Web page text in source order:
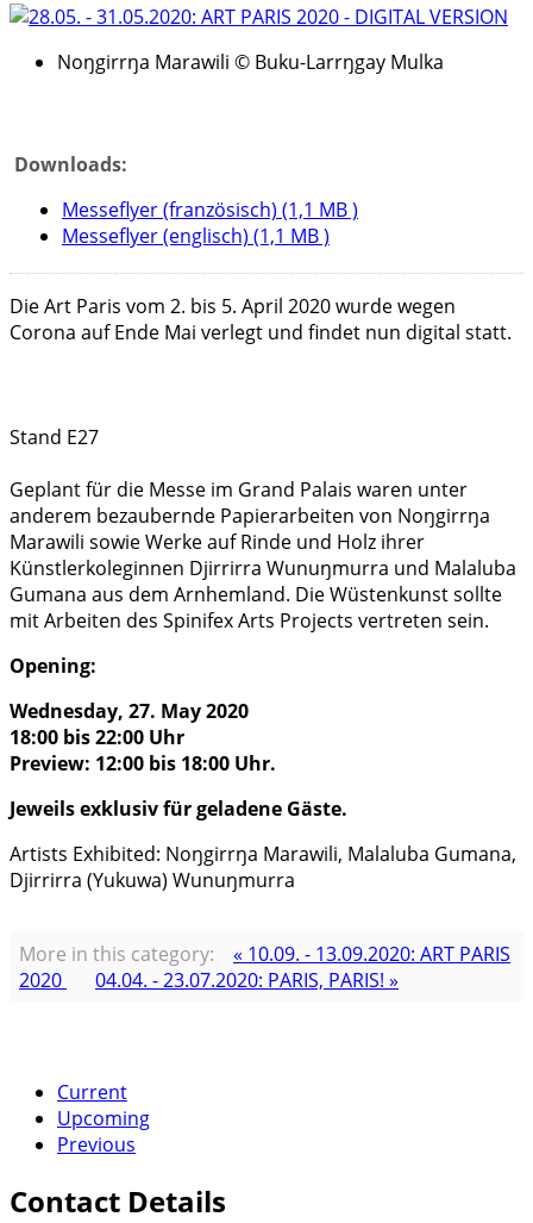
Noŋgirrŋa Marawili © Buku-Larrŋgay Mulka
Downloads:
Messeflyer (französisch) (1,1 MB )
Messeflyer (englisch) (1,1 MB )
Die Art Paris vom 2. bis 5. April 2020 wurde wegen
Corona auf Ende Mai verlegt und findet nun digital statt.
Stand E27
Geplant für die Messe im Grand Palais waren unter
anderem bezaubernde Papierarbeiten von Noŋgirrŋa
Marawili sowie Werke auf Rinde und Holz ihrer
Künstlerkoleginnen Djirrirra Wunuŋmurra und Malaluba
Gumana aus dem Arnhemland. Die Wüstenkunst sollte
mit Arbeiten des Spinifex Arts Projects vertreten sein.
Opening:
Wednesday, 27. May 2020
18:00 bis 22:00 Uhr
Preview: 12:00 bis 18:00 Uhr.
Jeweils exklusiv für geladene Gäste.
Artists Exhibited: Noŋgirrŋa Marawili, Malaluba Gumana,
Djirrirra (Yukuwa) Wunuŋmurra
More in this category:
« 10.09. - 13.09.2020: ART PARIS
2020
04.04. - 23.07.2020: PARIS, PARIS! »
Current
Upcoming
Previous
Contact Details